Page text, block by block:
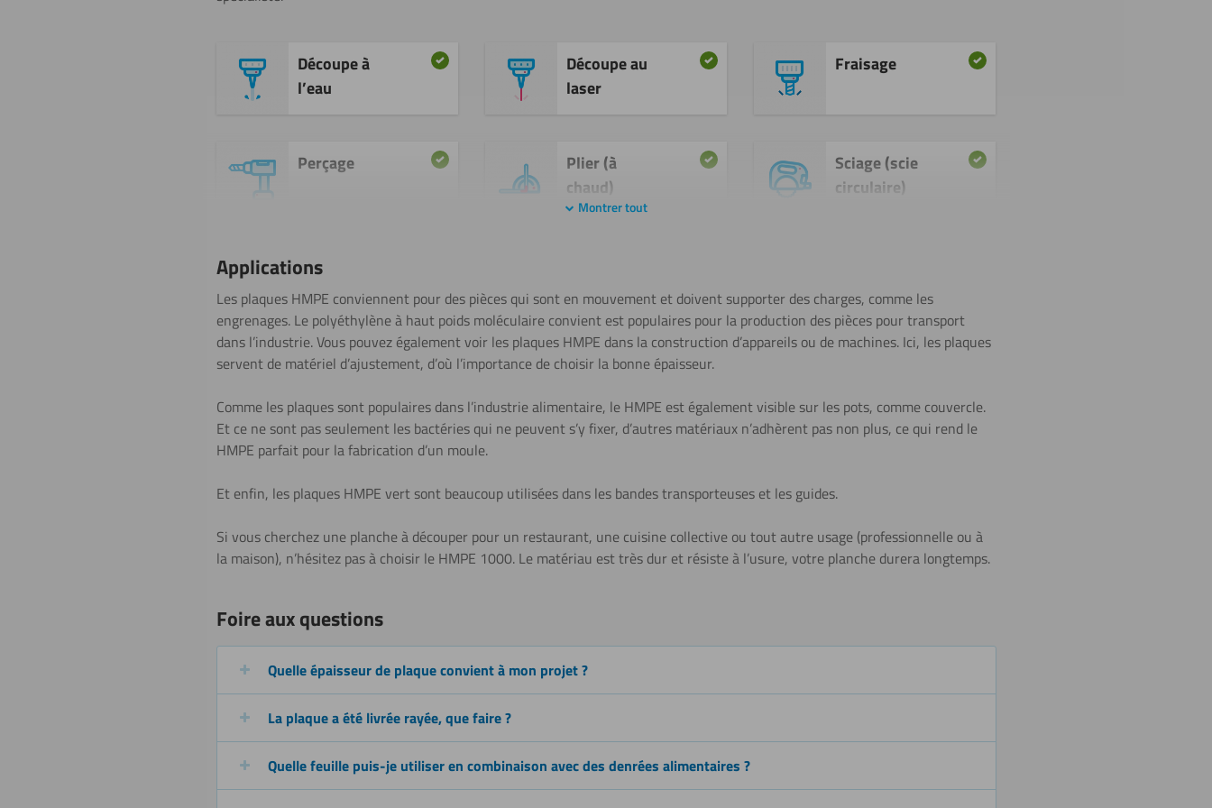
Découpe à
l’eau
Découpe au
laser
Fraisage
Perçage
Plier (à
chaud)
Sciage (scie
circulaire)
Sciage (scie
Collage Découper
Lettrage
Polissage Revêtir
Montrer tout
Applications
Les plaques HMPE conviennent pour des pièces qui sont en mouvement et doivent supporter des charges, comme les
engrenages. Le polyéthylène à haut poids moléculaire convient est populaires pour la production des pièces pour transport
dans l’industrie. Vous pouvez également voir les plaques HMPE dans la construction d’appareils ou de machines. Ici, les plaques
servent de matériel d’ajustement, d’où l’importance de choisir la bonne épaisseur.
Comme les plaques sont populaires dans l’industrie alimentaire, le HMPE est également visible sur les pots, comme couvercle.
Et ce ne sont pas seulement les bactéries qui ne peuvent s’y fixer, d’autres matériaux n’adhèrent pas non plus, ce qui rend le
HMPE parfait pour la fabrication d’un moule.
Et enfin, les plaques HMPE vertsont beaucoup utilisées dans les bandes transporteuses et les guides.
Si vous cherchez une planche à découper pour un restaurant, une cuisine collective ou tout autre usage (professionnelle ou à
la maison), n’hésitez pas à choisir le HMPE 1000. Le matériau est très dur et résiste à l’usure, votre planche durera longtemps.
Foire aux questions
Quelle épaisseur de plaque convient à mon projet ?
La plaque a été livrée rayée, que faire ?
Quelle feuille puis-je utiliser en combinaison avec des denrées alimentaires ?